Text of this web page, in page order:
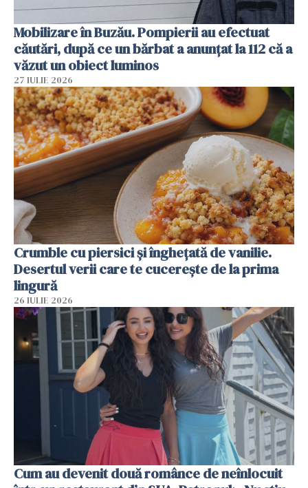
Mobilizare în Buzău. Pompierii au efectuat
căutări, după ce un bărbat a anunțat la 112 că a
văzut un obiect luminos
27 IULIE 2026
Crumble cu piersici și înghețată de vanilie.
Desertul verii care te cucerește de la prima
lingură
26 IULIE 2026
Cum au devenit două românce de neînlocuit